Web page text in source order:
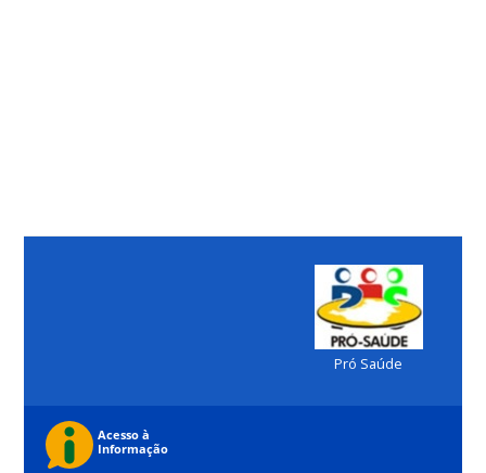
Pró Saúde